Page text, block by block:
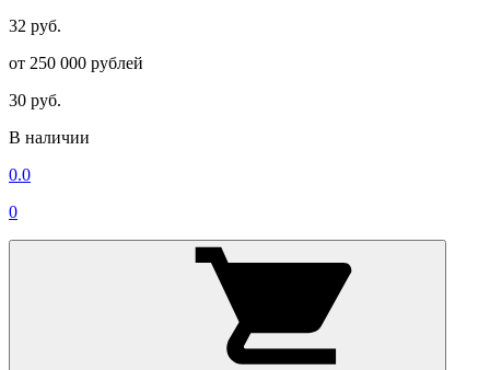
32 руб.
от 250 000 рублей
30 руб.
В наличии
0.0
0